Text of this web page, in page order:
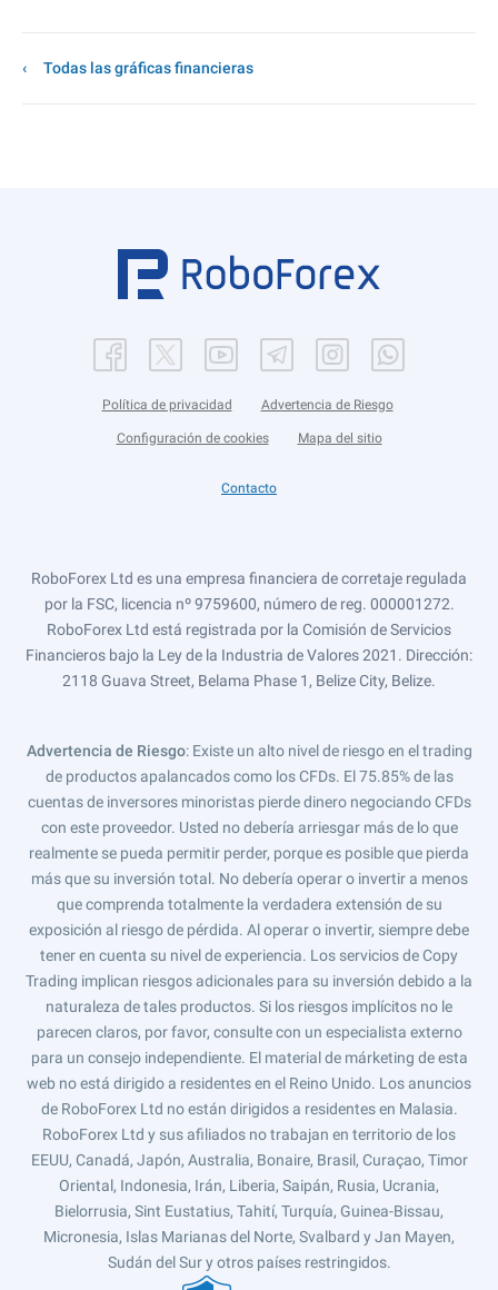
Todas las gráficas financieras
Política de privacidad Advertencia de Riesgo
Configuración de cookies Mapa del sitio
Contacto
RoboForex Ltd es una empresa financiera de corretaje regulada
por la FSC, licencia nº 9759600, número de reg. 000001272.
RoboForex Ltd está registrada por la Comisión de Servicios
Financieros bajo la Ley de la Industria de Valores 2021. Dirección:
2118 Guava Street, Belama Phase 1, Belize City, Belize.
Advertencia de Riesgo: Existe un alto nivel de riesgo en el trading
de productos apalancados como los CFDs. El 75.85% de las
cuentas de inversores minoristas pierde dinero negociando CFDs
con este proveedor. Usted no debería arriesgar más de lo que
realmente se pueda permitir perder, porque es posible que pierda
más que su inversión total. No debería operar o invertir a menos
que comprenda totalmente la verdadera extensión de su
exposición al riesgo de pérdida. Al operar o invertir, siempre debe
tener en cuenta su nivel de experiencia. Los servicios de Copy
Trading implican riesgos adicionales para su inversión debido a la
naturaleza de tales productos. Si los riesgos implícitos no le
parecen claros, por favor, consulte con un especialista externo
para un consejo independiente. El material de márketing de esta
web no está dirigido a residentes en el Reino Unido. Los anuncios
de RoboForex Ltd no están dirigidos a residentes en Malasia.
RoboForex Ltd y sus afiliados no trabajan en territorio de los
EEUU, Canadá, Japón, Australia, Bonaire, Brasil, Curaçao, Timor
Oriental, Indonesia, Irán, Liberia, Saipán, Rusia, Ucrania,
Bielorrusia, Sint Eustatius, Tahití, Turquía, Guinea-Bissau,
Micronesia, Islas Marianas del Norte, Svalbard y Jan Mayen,
Sudán del Sur y otros países restringidos.